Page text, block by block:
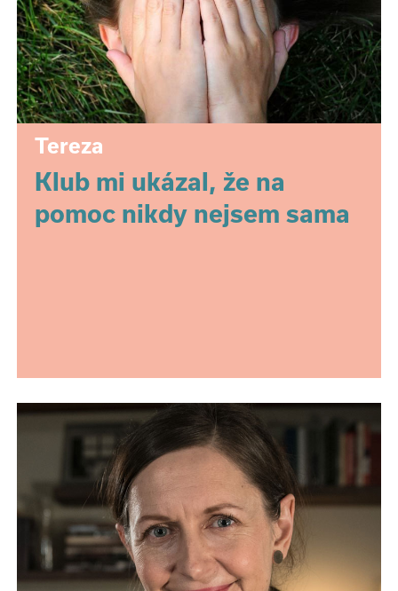
Tereza
Klub mi ukázal, že na
pomoc nikdy nejsem sama